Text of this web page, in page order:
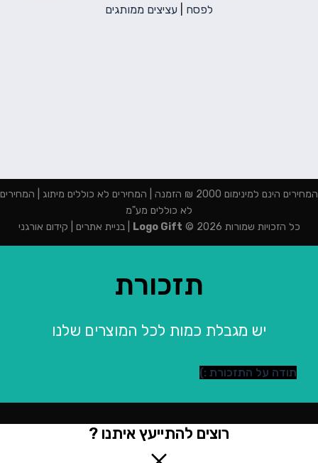
לפסח
עציצים ממותגים
המחירים הינם למינימום 2000 ₪ הזמנה | המחירים לא כוללים מיתוג | המחירים
לא כוללים מע"מ
כל הזכויות שמורות 2026 ©
Logo Gift
|בניית אתרים קידום אורגני
תזכורת
יש מגבלת כמות לכל המוצרים שלנו
תודה על התזכורת :)
רוצים להתייעץ איתנו ?